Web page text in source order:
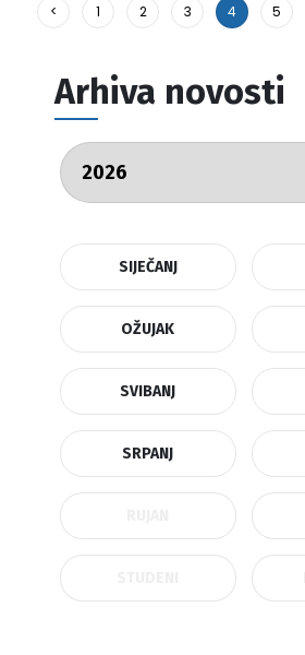
< 1 2 3 4 5
Arhiva novosti
SIJEČANJ
OŽUJAK
SVIBANJ
SRPANJ